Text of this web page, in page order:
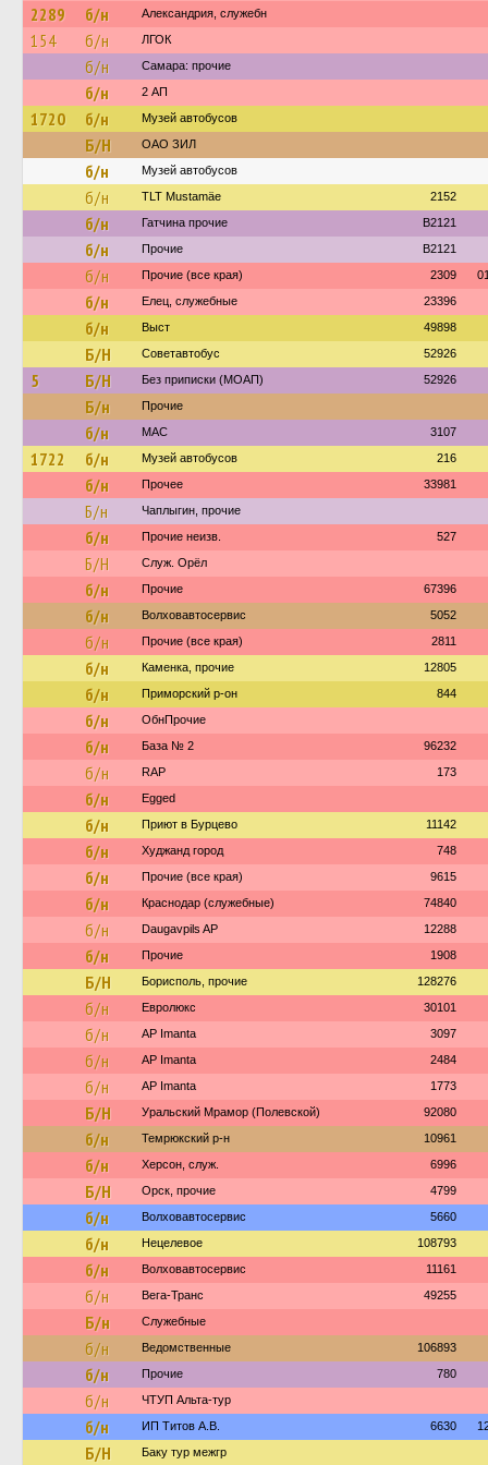
2289 б/н Александрия, служебн
154 б/н ЛГОК
б/н Самара: прочие
б/н 2 АП
1720 б/н Музей автобусов
Б/Н ОАО ЗИЛ
б/н Музей автобусов
б/н TLT Mustamäe 2152
б/н Гатчина прочие B2121
б/н Прочие B2121
б/н Прочие (все края) 2309
б/н Елец, служебные 23396
б/н Выст 49898
Б/Н Советавтобус 52926
5 Б/Н Без приписки (МОАП) 52926
Б/н Прочие
б/н МАС 3107
1722 б/н Музей автобусов 216
б/н Прочее 33981
Б/н Чаплыгин, прочие
б/н Прочие неизв. 527
Б/Н Служ. Орёл
б/н Прочие 67396
б/н Волховавтосервис 5052
б/н Прочие (все края) 2811
б/н Каменка, прочие 12805
б/н Приморский р-он 844
б/н ОбнПрочие
б/н База № 2 96232
б/н RAP 173
б/н Egged
б/н Приют в Бурцево 11142
б/н Худжанд город 748
б/н Прочие (все края) 9615
б/н Краснодар (служебные) 74840
б/н Daugavpils AP 12288
б/н Прочие 1908
Б/Н Борисполь, прочие 128276
б/н Евролюкс 30101
б/н AP Imanta 3097
б/н AP Imanta 2484
б/н AP Imanta 1773
Б/Н Уральский Мрамор (Полевской) 92080
б/н Темрюкский р-н 10961
б/н Херсон, служ. 6996
Б/Н Орск, прочие 4799
б/н Волховавтосервис 5660
б/н Нецелевое 108793
б/н Волховавтосервис 11161
б/н Вега-Транс 49255
Б/н Служебные
б/н Ведомственные 106893
б/н Прочие 780
б/н ЧТУП Альта-тур
б/н ИП Титов А.В. 6630
Б/Н Баку тур межгр